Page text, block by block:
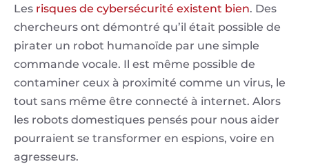
Les risques de cybersécurité existent bien. Des
chercheurs ont démontré qu’il était possible de
pirater un robot humanoïde par une simple
commande vocale. Il est même possible de
contaminer ceux à proximité comme un virus, le
tout sans même être connecté à internet. Alors
les robots domestiques pensés pour nous aider
pourraient se transformer en espions, voire en
agresseurs.